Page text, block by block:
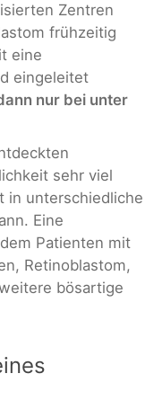
Zentren
frühzeitig
eine
eingeleitet
nur bei unter
sehr viel
in unterschiedliche
Eine
Patienten mit
Retinoblastom,
bösartige